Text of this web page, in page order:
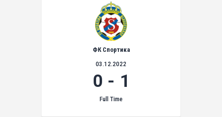
ФК Спортика
03.12.2022
0 - 1
Full Time